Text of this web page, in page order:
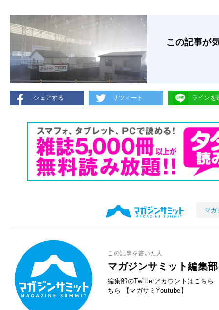
この記事が
シェアする リツィート ラインを
マガ
この記事を書いた人
マガジンサミット編集部
編集部のTwitterアカウントはこちら
ちら
【マガサミYoutube】